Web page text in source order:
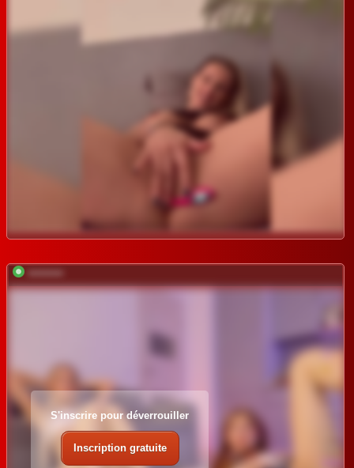
S'inscrire pour déverrouiller
Inscription gratuite